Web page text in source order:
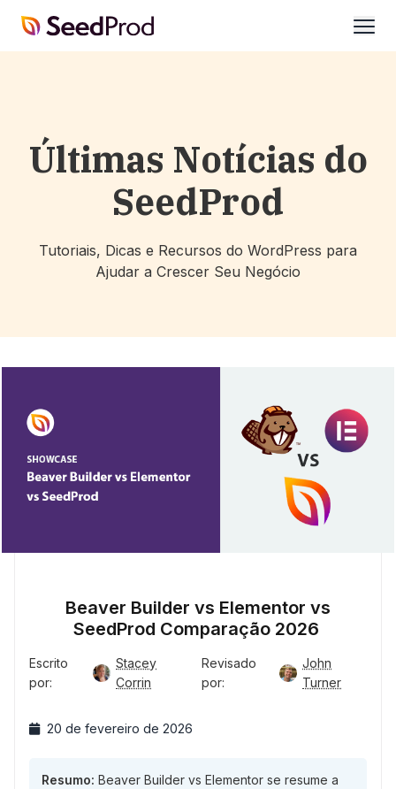
SeedProd
Últimas Notícias do
SeedProd
Tutoriais, Dicas e Recursos do WordPress para
Ajudar a Crescer Seu Negócio
Beaver Builder vs Elementor vs
SeedProd Comparação 2026
Escrito
por:
Stacey
Corrin
Revisado
por:
John
Turner
20 de fevereiro de 2026
Resumo: Beaver Builder vs Elementor se resume a